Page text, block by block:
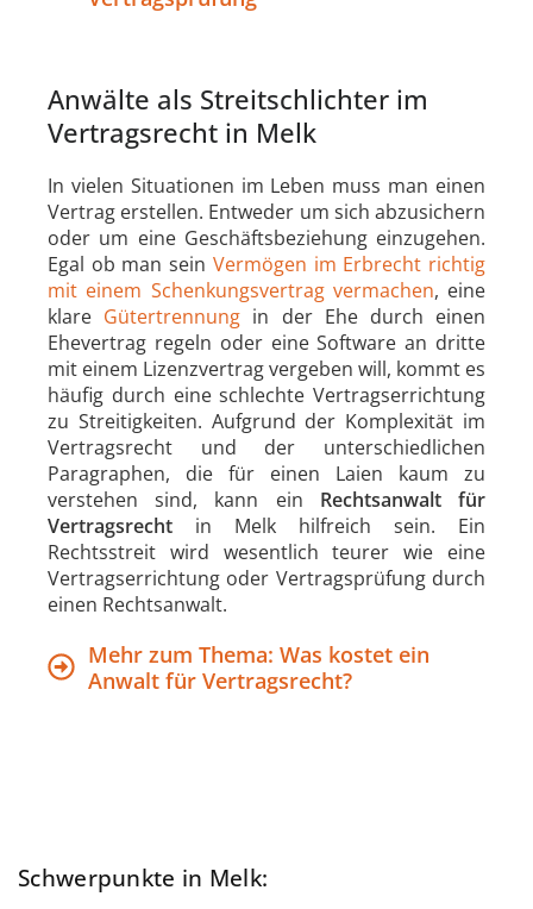
Anwälte als Streitschlichter im
Vertragsrecht in Melk
In vielen Situationen im Leben muss man einen
Vertrag erstellen. Entweder um sich abzusichern
oder um eine Geschäftsbeziehung einzugehen.
Egal ob man sein Vermögen im Erbrecht richtig
mit einem Schenkungsvertrag vermachen, eine
klare Gütertrennung in der Ehe durch einen
Ehevertrag regeln oder eine Software an dritte
mit einem Lizenzvertrag vergeben will, kommt es
häufig durch eine schlechte Vertragserrichtung
zu Streitigkeiten. Aufgrund der Komplexität im
Vertragsrecht und der unterschiedlichen
Paragraphen, die für einen Laien kaum zu
verstehen sind, kann ein Rechtsanwalt für
Vertragsrecht in Melk hilfreich sein. Ein
Rechtsstreit wird wesentlich teurer wie eine
Vertragserrichtung oder Vertragsprüfung durch
einen Rechtsanwalt.
Mehr zum Thema: Was kostet ein
Anwalt für Vertragsrecht?
Schwerpunkte in Melk: